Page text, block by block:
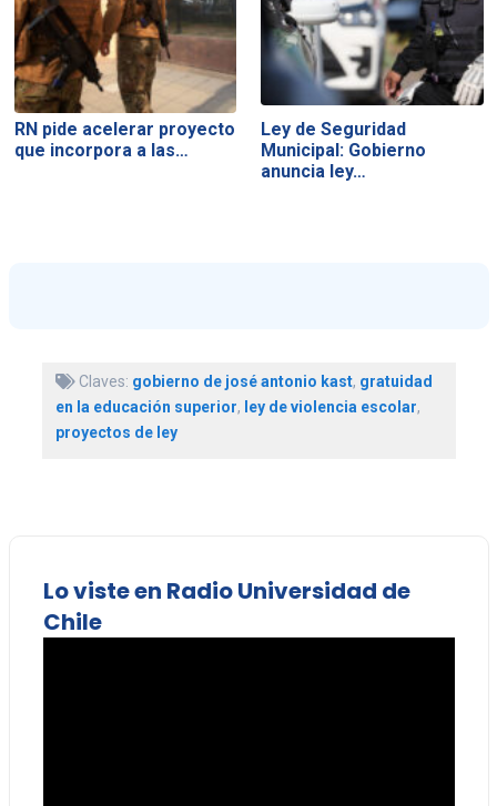
RN pide acelerar proyecto
que incorpora a las…
Ley de Seguridad
Municipal: Gobierno
anuncia ley…
Claves: gobierno de josé antonio kast, gratuidad
en la educación superior, ley de violencia escolar,
proyectos de ley
Lo viste en Radio Universidad de
Chile